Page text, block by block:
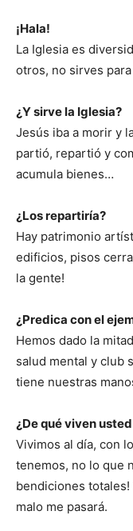
¡Hala!
La Iglesia es
otros, no sirves para
¿Y sirve la Iglesia?
Jesús iba a morir y
partió, repartió y
acumula bienes…
¿Los repartiría?
Hay patrimonio
edificios, pisos
la gente!
¿Predica con el
Hemos dado la
salud mental y club
tiene nuestras
¿De qué viven
Vivimos al día, con
tenemos, no lo que
bendiciones
malo me pasará.